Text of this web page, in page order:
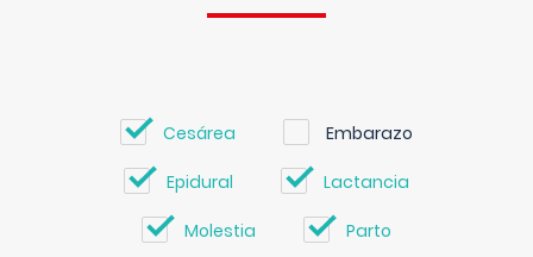
Cesárea Embarazo
Epidural Lactancia
Molestia Parto